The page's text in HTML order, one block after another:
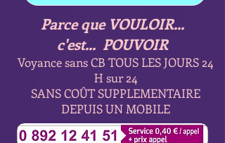
Parce que VOULOIR...
c'est... POUVOIR
Voyance sans CB TOUS LES JOURS 24
H sur 24
SANS COÛT SUPPLEMENTAIRE
DEPUIS UN MOBILE